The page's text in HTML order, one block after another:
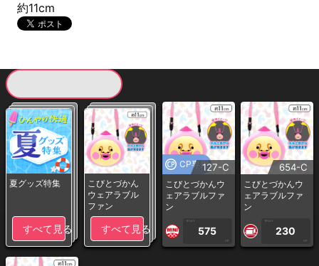
約11cm
夏グッズ特集
すべて見る
こびとづかん
ウェアラブル
ファン
すべて見る
CP専用127-C
こびとづかんウ
ェアラブルファ
ン
1PLAY
575
CP
654-C
こびとづかんウ
ェアラブルファ
ン
1PLAY
230
CP